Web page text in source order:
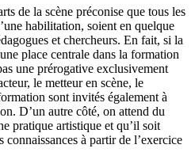
de la scène préconise que tous les
habilitation, soient en quelque
et chercheurs. En fait, si la
place centrale dans la formation
une prérogative exclusivement
le metteur en scène, le
sont invités également à
D’un autre côté, on attend du
pratique artistique et qu’il soit
connaissances à partir de l’exercice